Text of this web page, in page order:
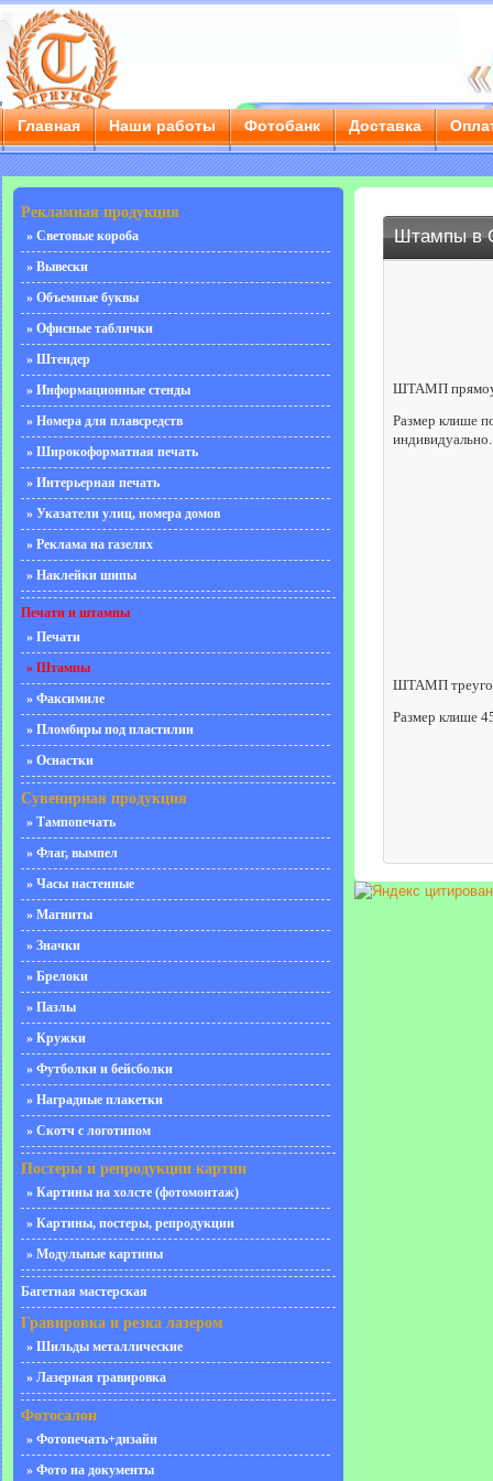
Главная Наши работы Фотобанк Доставка
г. Саратов, ул. Чернышевского, д. 55/3е, тел.: 8 (8452)
Рекламная продукция
» Световые короба
» Вывески
» Объемные буквы
» Офисные таблички
» Штендер
» Информационные стенды
» Номера для плавсредств
» Широкоформатная печать
» Интерьерная печать
» Указатели улиц, номера домов
» Реклама на газелях
» Наклейки шипы
Печати и штампы
» Печати
» Штампы
» Факсимиле
» Пломбиры под пластилин
» Оснастки
Сувенирная продукция
» Тампопечать
» Флаг, вымпел
» Часы настенные
» Магниты
» Значки
» Брелоки
» Пазлы
» Кружки
» Футболки и бейсболки
» Наградные плакетки
» Скотч с логотипом
Постеры и репродукции картин
» Картины на холсте (фотомонтаж)
» Картины, постеры, репродукции
» Модульные картины
Багетная мастерская
Гравировка и резка лазером
» Шильды металлические
» Лазерная гравировка
Фотосалон
» Фотопечать+дизайн
» Фото на документы
Штампы в
ШТАМП
Размер клише
индивидуально.
ШТАМП
Размер клише